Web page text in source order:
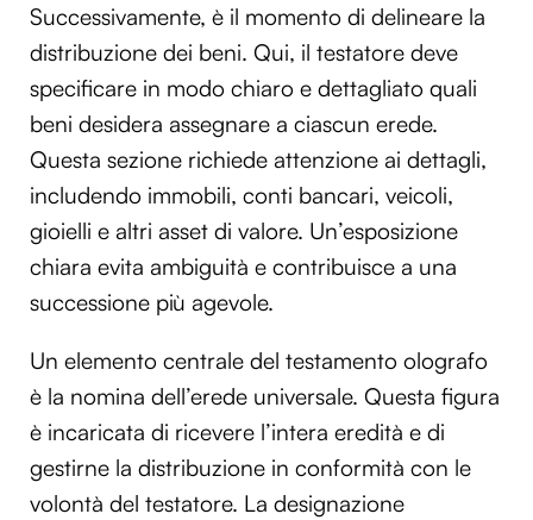
Successivamente, è il momento di delineare la
distribuzione dei beni. Qui, il testatore deve
specificare in modo chiaro e dettagliato quali
beni desidera assegnare a ciascun erede.
Questa sezione richiede attenzione ai dettagli,
includendo immobili, conti bancari, veicoli,
gioielli e altri asset di valore. Un’esposizione
chiara evita ambiguità e contribuisce a una
successione più agevole.
Un elemento centrale del testamento olografo
è la nomina dell’erede universale. Questa figura
è incaricata di ricevere l’intera eredità e di
gestirne la distribuzione in conformità con le
volontà del testatore. La designazione